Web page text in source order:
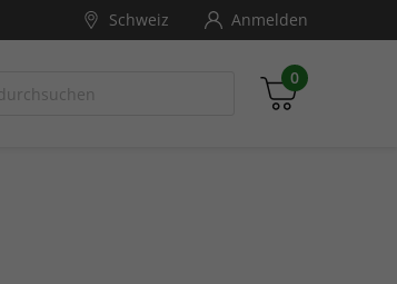
Schweiz Anmelden
0